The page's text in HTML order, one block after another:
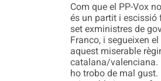
Com que el PP-Vox
és un partit i escissió
set exministres de
Franco, i segueixen
aquest miserable
catalana/valenciana.
ho trobo de mal gust.